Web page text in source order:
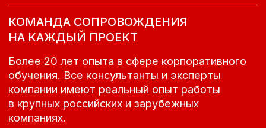
Мы предлагаем персонализированные
программы обучения, адаптированные под
конкретные потребности вашей компании.
Заполните форму, чтобы получить
индивидуальное предложение.
ОСТАВИТЬ ЗАЯВКУ
НА РАЗРАБОТКУ
УНИКАЛЬНОЙ ПРОГРАММЫ
ОБУЧЕНИЯ